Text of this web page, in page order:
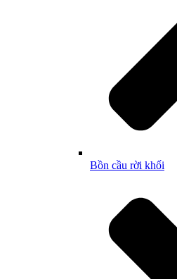
Bồn cầu rời khối